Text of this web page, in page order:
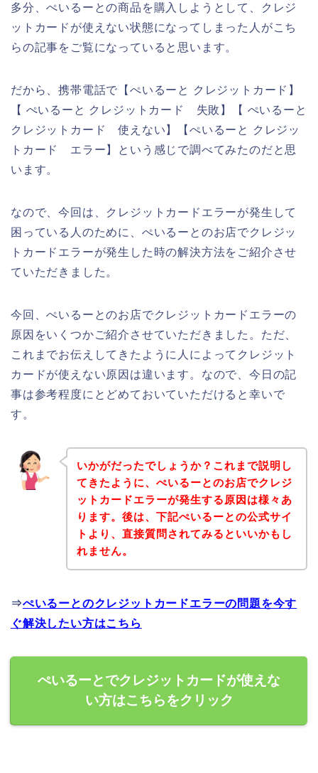
多分、ぺいるーとの商品を購入しようとして、クレジ
ットカードが使えない状態になってしまった人がこち
らの記事をご覧になっていると思います。
だから、携帯電話で【ぺいるーと クレジットカード】
【 ぺいるーと クレジットカード 失敗】【 ぺいるーと
クレジットカード 使えない】【ぺいるーと クレジッ
トカード エラー】という感じで調べてみたのだと思
います。
なので、今回は、クレジットカードエラーが発生して
困っている人のために、ぺいるーとのお店でクレジッ
トカードエラーが発生した時の解決方法をご紹介させ
ていただきました。
今回、ぺいるーとのお店でクレジットカードエラーの
原因をいくつかご紹介させていただきました。ただ、
これまでお伝えしてきたように人によってクレジット
カードが使えない原因は違います。なので、今日の記
事は参考程度にとどめておいていただけると幸いで
す。
いかがだったでしょうか？これまで説明し
てきたように、ぺいるーとのお店でクレジ
ットカードエラーが発生する原因は様々あ
ります。後は、下記ぺいるーとの公式サイ
トより、直接質問されてみるといいかもし
れません。
⇒ぺいるーとのクレジットカードエラーの問題を今す
ぐ解決したい方はこちら
ぺいるーとでクレジットカードが使えな
い方はこちらをクリック